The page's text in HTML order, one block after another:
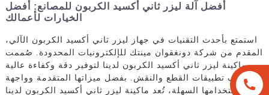
أفضل آلة ليزر ثاني أكسيد الكربون للمصانع: أفضل
الخيارات لأعمالك
استمتع بأحدث التقنيات في جهاز ليزر ثاني أكسيد الكربون الآلي،
المقدم من شركة دونغقوان مينتك للإلكترونيات المحدودة. صُممت
ماكينة ليزر ثاني أكسيد الكربون لدينا لتوفير دقة وكفاءة عالية
لمختلف تطبيقات القطع والنقش. بفضل ميزاتها المتقدمة وواجهة
استخدامها السهلة، تُعد ماكينة ليزر ثاني أكسيد الكربون لدينا